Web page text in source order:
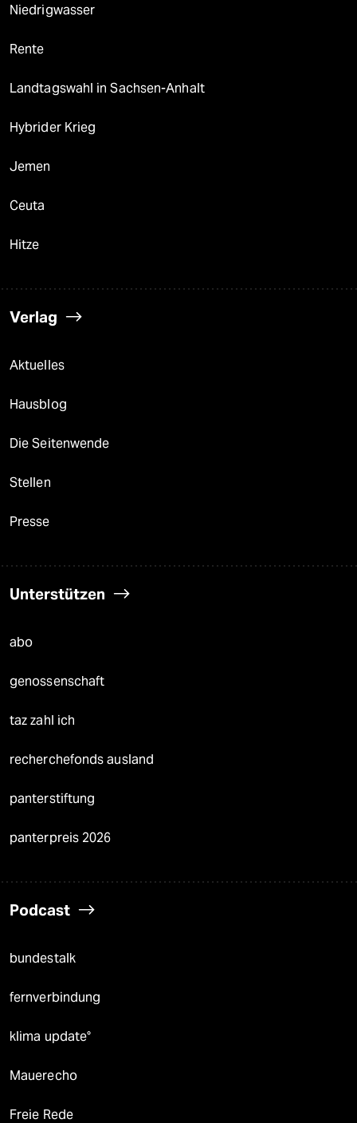
Niedrigwasser
Rente
Landtagswahl in Sachsen-Anhalt
Hybrider Krieg
Jemen
Ceuta
Hitze
Verlag
Aktuelles
Hausblog
Die Seitenwende
Stellen
Presse
Unterstützen
abo
genossenschaft
taz zahl ich
recherchefonds ausland
panterstiftung
panterpreis 2026
Podcast
bundestalk
fernverbindung
klima update°
Mauerecho
Freie Rede